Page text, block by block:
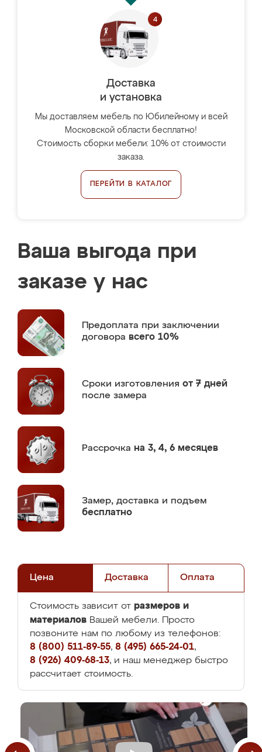
Доставка
и установка
Мы доставляем мебель по Юбилейному и всей
Московской области бесплатно!
Стоимость сборки мебели: 10% от стоимости
заказа.
ПЕРЕЙТИ В КАТАЛОГ
Ваша выгода при
заказе у нас
Предоплата при заключении
договора всего 10%
Сроки изготовления от 7 дней
после замера
Рассрочка на 3, 4, 6 месяцев
Замер, доставка и подъем
бесплатно
Цена Доставка Оплата
Стоимость зависит от размеров и
материалов Вашей мебели. Просто
позвоните нам по любому из телефонов:
8 (800) 511-89-55, 8 (495) 665-24-01,
8 (926) 409-68-13, и наш менеджер быстро
рассчитает стоимость.